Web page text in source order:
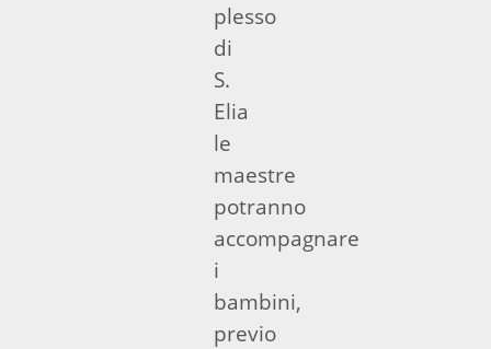
plesso
di
S.
Elia
le
maestre
potranno
accompagnare
i
bambini,
previo